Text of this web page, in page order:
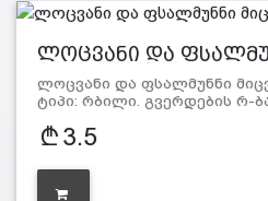
ლოცვანი და
ლოცვანი და ფსალმუნნი
ტიპი: რბილი. გვერდების რ-
3.5